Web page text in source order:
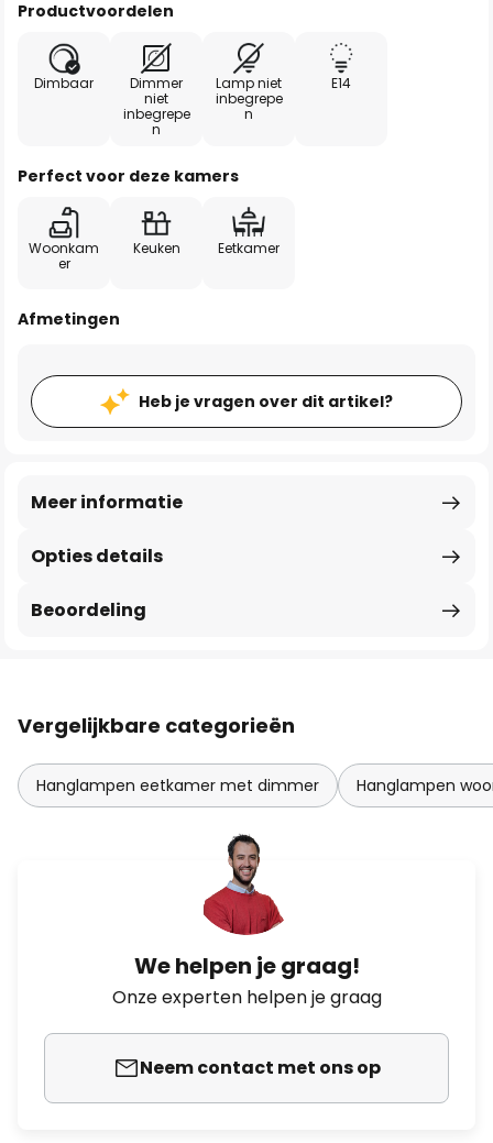
Productvoordelen
Dimbaar
Dimmer
niet
inbegrepe
n
Lamp niet
inbegrepe
n
E14
Perfect voor deze kamers
Woonkam
er
Keuken Eetkamer
Afmetingen
Heb je vragen over dit artikel?
Opties details
Meer informatie
Beoordeling
Vergelijkbare categorieën
Hanglampen eetkamer met dimmer Hanglampen
We helpen je graag!
Onze experten helpen je graag
Neem contact met ons op